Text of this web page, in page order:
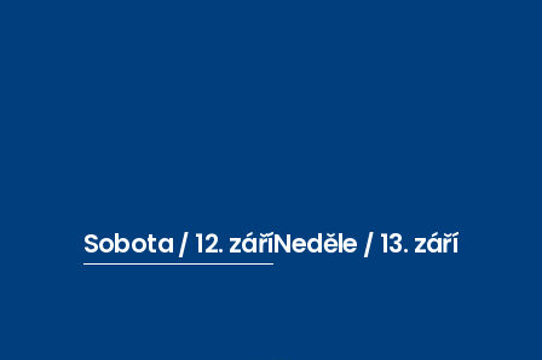
Sobota / 12. záříNeděle / 13. září